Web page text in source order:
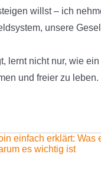
willst – ich
unsere
lernt nicht nur, wie
und freier zu